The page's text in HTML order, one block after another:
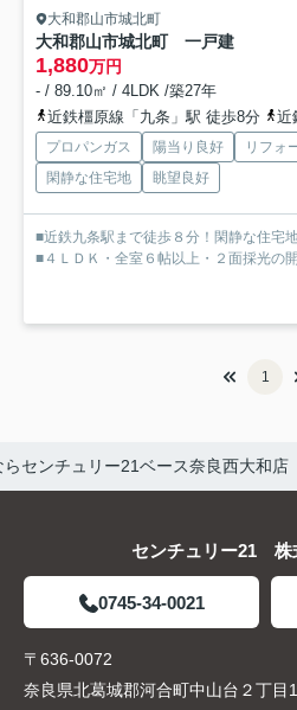
大和郡山市城北町
大和郡山市城北町 一戸建
1,880万円
- / 89.10㎡ / 4LDK /築27年
近鉄橿原線「九条」駅 徒歩8分
近
プロパンガス 陽当り良好 リフォ
閑静な住宅地
眺望良好
■近鉄九条駅まで徒歩８分！閑静な住宅
■４ＬＤＫ・全室６帖以上・２面採光の
1
センチュリー21ベース奈良西大和店
センチュリー21 株
0745-34-0021
〒636-0072
奈良県北葛城郡河合町中山台２丁目